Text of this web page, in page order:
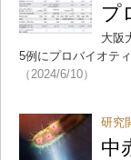
プ
大阪
5例にプロバイオテ
（2024/6/10）
研究
中